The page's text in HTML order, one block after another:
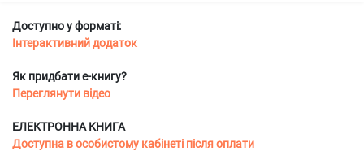
Доступно у форматі:
Інтерактивний додаток
Як придбати е-книгу?
Переглянути відео
ЕЛЕКТРОННА КНИГА
Доступна в особистому кабінеті після оплати